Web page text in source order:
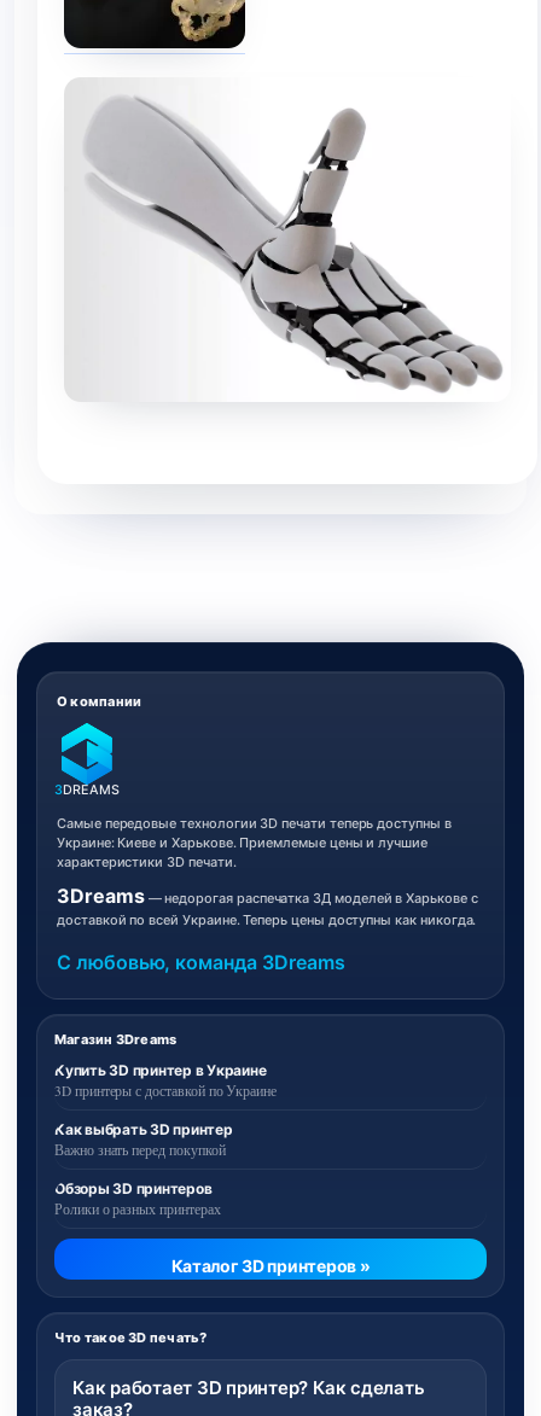
Магазин 3Dreams
Купить 3D принтер в Украине
3D принтеры с доставкой по Украине
Как выбрать 3D принтер
Важно знать перед покупкой
Обзоры 3D принтеров
Ролики о разных принтерах
Каталог 3D принтеров »
Что такое 3D печать?
Как работает 3D принтер? Как сделать
заказ?
О компании
3DREAMS
Самые передовые технологии 3D печати теперь доступны в
Украине: Киеве и Харькове. Приемлемые цены и лучшие
характеристики 3D печати.
3Dreams— недорогая распечатка 3Д моделей в Харькове с
доставкой по всей Украине. Теперь цены доступны как никогда.
С любовью, команда 3Dreams